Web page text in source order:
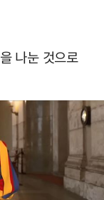
나눈 것으로